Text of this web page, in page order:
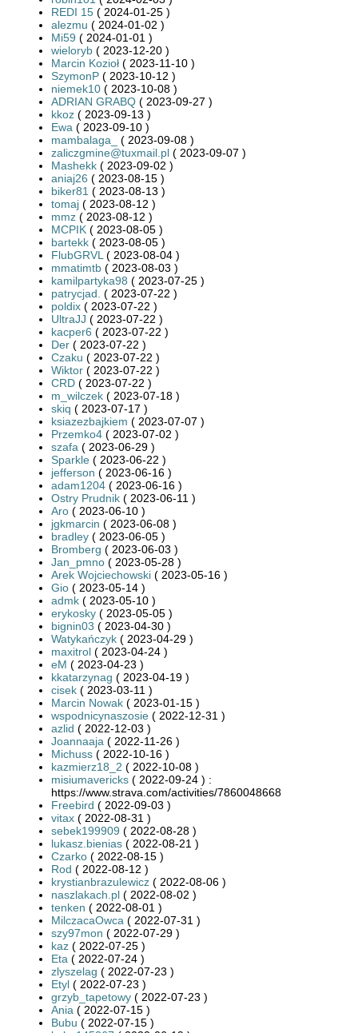
REDI 15 ( 2024-01-25 )
alezmu ( 2024-01-02 )
Mi59 ( 2024-01-01 )
wieloryb ( 2023-12-20 )
Marcin Kozioł ( 2023-11-10 )
SzymonP ( 2023-10-12 )
niemek10 ( 2023-10-08 )
ADRIAN GRABQ ( 2023-09-27 )
kkoz ( 2023-09-13 )
Ewa ( 2023-09-10 )
mambalaga_
( 2023-09-08 )
zaliczgmine@tuxmail.pl ( 2023-09-07 )
Mashekk ( 2023-09-02 )
aniaj26 ( 2023-08-15 )
biker81 ( 2023-08-13 )
tomaj ( 2023-08-12 )
mmz ( 2023-08-12 )
MCPIK ( 2023-08-05 )
bartekk ( 2023-08-05 )
FlubGRVL ( 2023-08-04 )
mmatimtb ( 2023-08-03 )
kamilpartyka98 ( 2023-07-25 )
patrycjad. ( 2023-07-22 )
poldix ( 2023-07-22 )
UltraJJ ( 2023-07-22 )
kacper6 ( 2023-07-22 )
Der ( 2023-07-22 )
Czaku ( 2023-07-22 )
Wiktor ( 2023-07-22 )
CRD ( 2023-07-22 )
m_wilczek ( 2023-07-18 )
skiq ( 2023-07-17 )
ksiazezbajkiem ( 2023-07-07 )
Przemko4 ( 2023-07-02 )
szafa ( 2023-06-29 )
Sparkle ( 2023-06-22 )
jefferson ( 2023-06-16 )
adam1204 ( 2023-06-16 )
Ostry Prudnik ( 2023-06-11 )
Aro ( 2023-06-10 )
jgkmarcin ( 2023-06-08 )
bradley ( 2023-06-05 )
Bromberg ( 2023-06-03 )
Jan_pmno ( 2023-05-28 )
Arek Wojciechowski ( 2023-05-16 )
Gio ( 2023-05-14 )
admk ( 2023-05-10 )
erykosky ( 2023-05-05 )
bignin03 ( 2023-04-30 )
Watykańczyk ( 2023-04-29 )
maxitrol ( 2023-04-24 )
eM ( 2023-04-23 )
kkatarzynag ( 2023-04-19 )
cisek ( 2023-03-11 )
Marcin Nowak ( 2023-01-15 )
wspodnicynaszosie ( 2022-12-31 )
azlid ( 2022-12-03 )
Joannaaja ( 2022-11-26 )
Michuss ( 2022-10-16 )
kazmierz18_2 ( 2022-10-08 )
misiumavericks ( 2022-09-24 ) :
https://www.strava.com/activities/7860048668
Freebird ( 2022-09-03 )
vitax ( 2022-08-31 )
sebek199909 ( 2022-08-28 )
lukasz.bienias ( 2022-08-21 )
Czarko ( 2022-08-15 )
Rod ( 2022-08-12 )
krystianbrazulewicz ( 2022-08-06 )
naszlakach.pl ( 2022-08-02 )
tenken ( 2022-08-01 )
MilczacaOwca ( 2022-07-31 )
szy97mon ( 2022-07-29 )
kaz ( 2022-07-25 )
Eta ( 2022-07-24 )
zlyszelag ( 2022-07-23 )
Etyl ( 2022-07-23 )
grzyb_tapetowy ( 2022-07-23 )
Ania ( 2022-07-15 )
Bubu ( 2022-07-15 )